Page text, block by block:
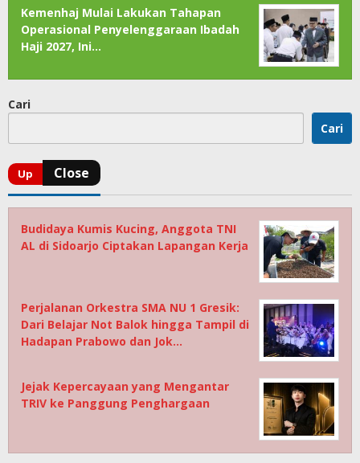
Kemenhaj Mulai Lakukan Tahapan
Operasional Penyelenggaraan Ibadah
Haji 2027, Ini…
Cari
Cari
Budidaya Kumis Kucing, Anggota TNI
AL di Sidoarjo Ciptakan Lapangan Kerja
Perjalanan Orkestra SMA NU 1 Gresik:
Dari Belajar Not Balok hingga Tampil di
Hadapan Prabowo dan Jok…
Jejak Kepercayaan yang Mengantar
TRIV ke Panggung Penghargaan